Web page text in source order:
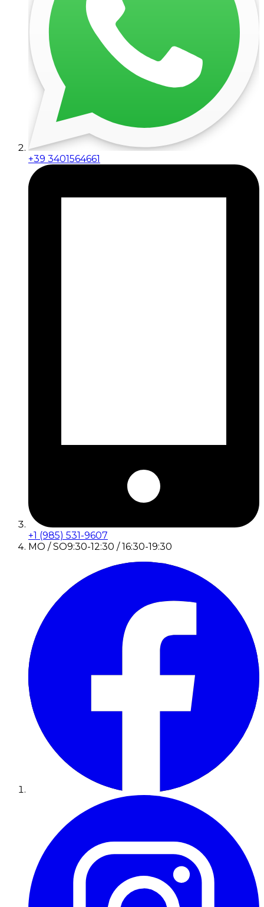
+39 3401564661
+1 (985) 531-9607
MO / SO9:30-12:30 / 16:30-19:30